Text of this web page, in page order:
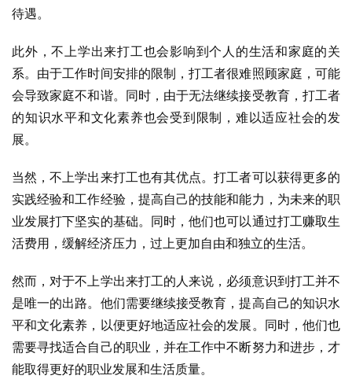
待遇。
此外，不上学出来打工也会影响到个人的生活和家庭的关
系。由于工作时间安排的限制，打工者很难照顾家庭，可能
会导致家庭不和谐。同时，由于无法继续接受教育，打工者
的知识水平和文化素养也会受到限制，难以适应社会的发
展。
当然，不上学出来打工也有其优点。打工者可以获得更多的
实践经验和工作经验，提高自己的技能和能力，为未来的职
业发展打下坚实的基础。同时，他们也可以通过打工赚取生
活费用，缓解经济压力，过上更加自由和独立的生活。
然而，对于不上学出来打工的人来说，必须意识到打工并不
是唯一的出路。他们需要继续接受教育，提高自己的知识水
平和文化素养，以便更好地适应社会的发展。同时，他们也
需要寻找适合自己的职业，并在工作中不断努力和进步，才
能取得更好的职业发展和生活质量。